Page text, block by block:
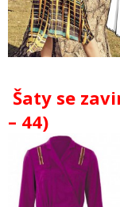
Šaty se
– 44)